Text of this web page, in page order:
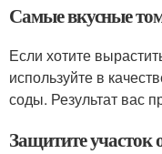
Самые вкусные
Если хотите
используйте в
соды. Результат вас
Защитите участок